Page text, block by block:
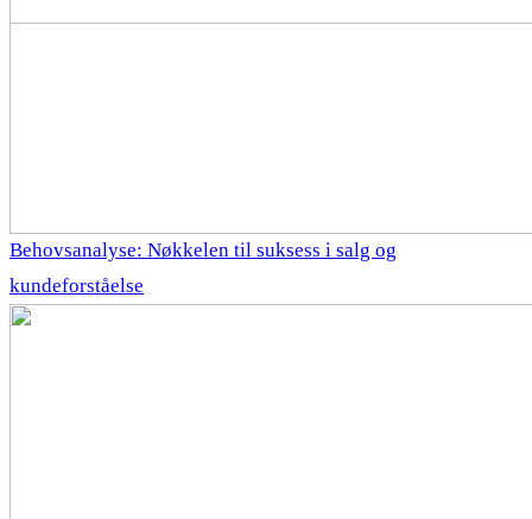
Behovsanalyse: Nøkkelen til suksess i salg og
kundeforståelse